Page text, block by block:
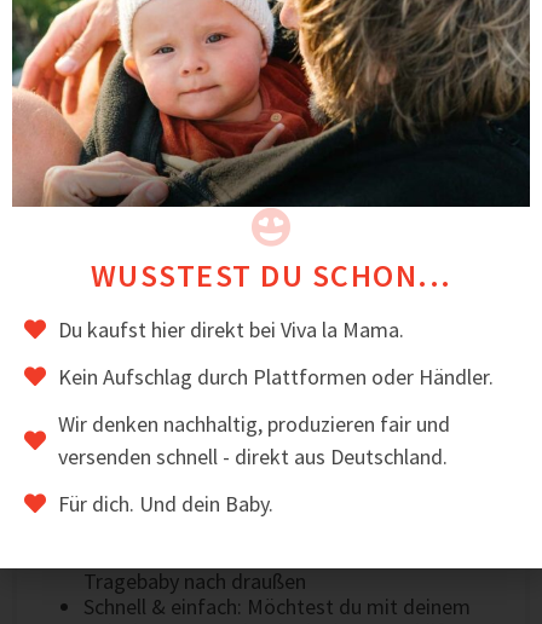
Trageschal aus 100 % Merino Strick
39,00€ inkl. MwSt.
ZUM ARTIKEL
Vorteile einer Baby-Tragejacke
Tragebaby nach draußen
Schnell & einfach: Möchtest du mit deinem
WUSSTEST DU SCHON...
Du kaufst hier direkt bei Viva la Mama.
Kein Aufschlag durch Plattformen oder Händler.
Wir denken nachhaltig, produzieren fair und
versenden schnell - direkt aus Deutschland.
Für dich. Und dein Baby.